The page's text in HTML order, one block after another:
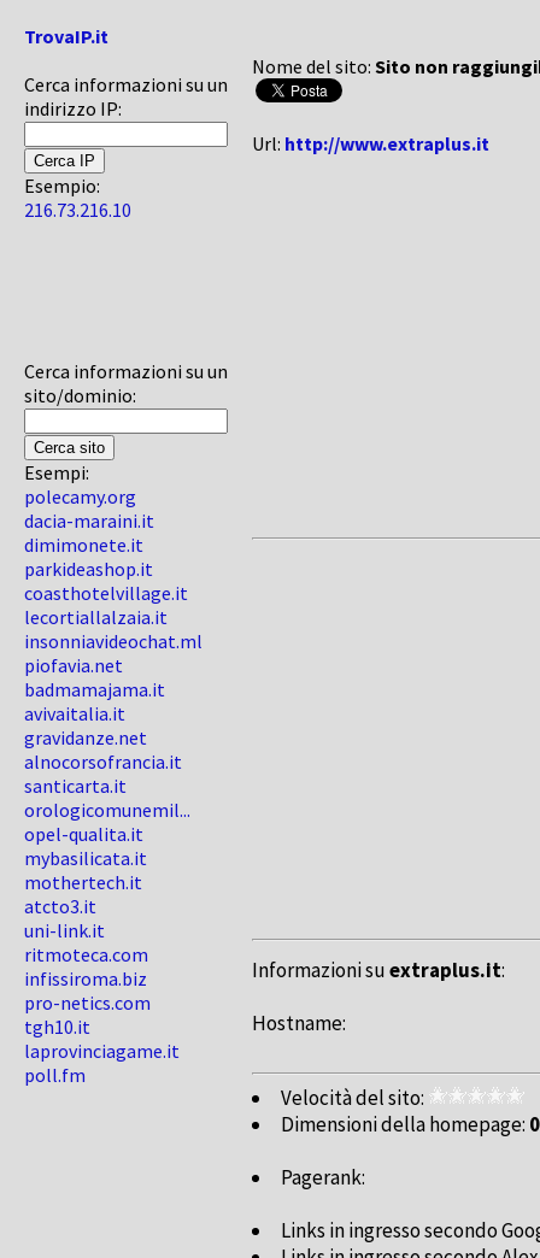
TrovaIP.it
Cerca informazioni su un
indirizzo IP:
Esempio:
216.73.216.10
Cerca informazioni su un
sito/dominio:
Esempi:
polecamy.org
dacia-maraini.it
dimimonete.it
parkideashop.it
coasthotelvillage.it
lecortiallalzaia.it
insonniavideochat.ml
piofavia.net
badmamajama.it
avivaitalia.it
gravidanze.net
alnocorsofrancia.it
santicarta.it
orologicomunemil...
opel-qualita.it
mybasilicata.it
mothertech.it
atcto3.it
uni-link.it
ritmoteca.com
infissiroma.biz
pro-netics.com
tgh10.it
laprovinciagame.it
poll.fm
Nome del sito: Sito non
Url: http://www.extraplus.it
Informazioni suextraplus.it:
Hostname:
Velocità del sito:
Dimensioni della homepage: 0
Pagerank:
Links in ingresso secondo